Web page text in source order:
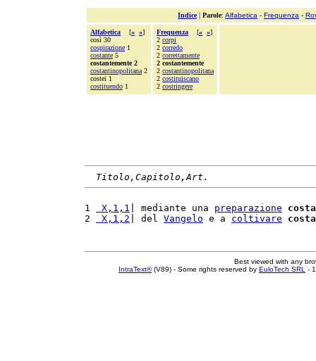
Indice| Parole: Alfabetica - Frequenza -
Alfabetica [« »]
così 30
cospirazione 1
costante 5
costantemente 2
costantinopolitana 2
costei 1
costituendo 1
Frequenza [« »]
2 corpi
2 corredo
2 correttamente
2 costantemente
2 costantinopolitana
2 costituiscano
2 costringere
Titolo,Capitolo,Art.
1 X,1,1 | mediante una preparazione
2
X,1,2 | del Vangelo e a coltivare
Best viewed with any
IntraText®(V89) - Some rights reserved by EuloTech SRL -